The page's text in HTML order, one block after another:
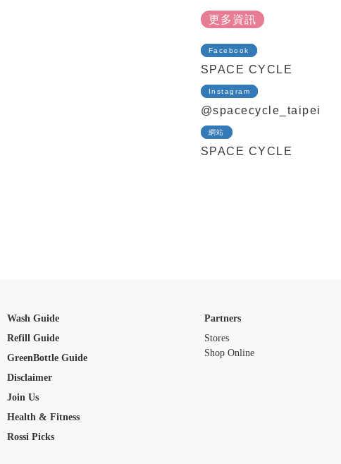
更多資訊
Facebook
SPACE CYCLE
Instagram
@spacecycle_taipei
網站
SPACE CYCLE
Wash Guide
Refill Guide
GreenBottle Guide
Disclaimer
Join Us
Health & Fitness
Rossi Picks
Partners
Stores
Shop Online